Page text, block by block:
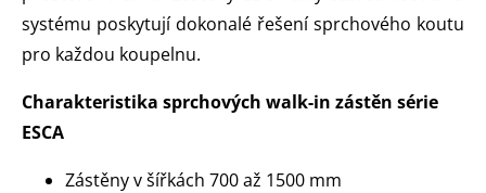
systému poskytují dokonalé řešení sprchového koutu
pro každou koupelnu.
Charakteristika sprchových walk-in zástěn série
ESCA
Zástěny v šířkách 700 až 1500 mm